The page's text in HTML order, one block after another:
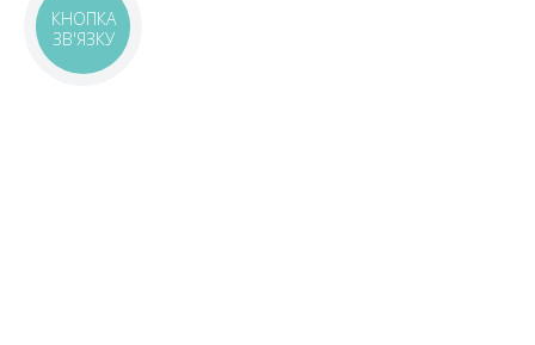
КНОПКА
ЗВ'ЯЗКУ